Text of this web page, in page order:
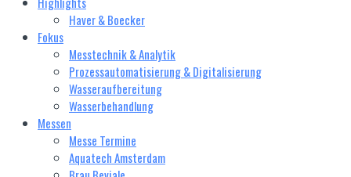
Haver & Boecker
Fokus
Messtechnik & Analytik
Prozessautomatisierung & Digitalisierung
Wasseraufbereitung
Wasserbehandlung
Messen
Messe Termine
Aquatech Amsterdam